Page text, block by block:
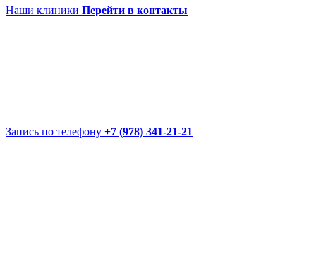
Наши клиники Перейти в контакты
Запись по телефону +7 (978) 341-21-21